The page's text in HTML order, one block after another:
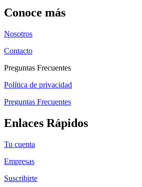
Conoce más
Nosotros
Contacto
Preguntas Frecuentes
Política de privacidad
Preguntas Frecuentes
Enlaces Rápidos
Tu cuenta
Empresas
Suscribirte